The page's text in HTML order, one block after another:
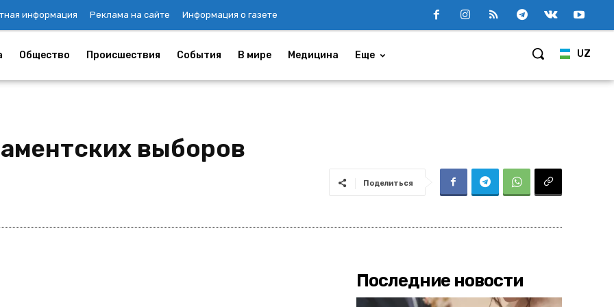
информация Реклама на сайте Информация о газете
UZ
Общество Происшествия События В мире Медицина Еще
выборов
Поделиться
Последние новости